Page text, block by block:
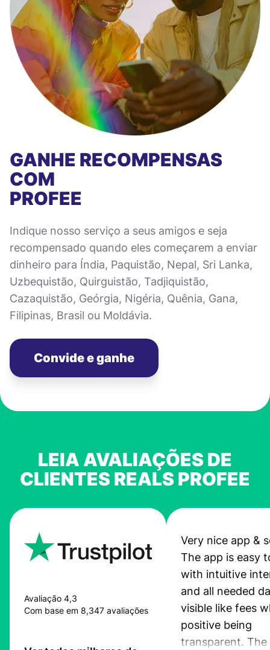
GANHE RECOMPENSAS
COM
PROFEE
Indique nosso serviço a seus amigos e seja
recompensado quando eles começarem a enviar
dinheiro para Índia, Paquistão, Nepal, Sri Lanka,
Uzbequistão, Quirguistão, Tadjiquistão,
Cazaquistão, Geórgia, Nigéria, Quênia, Gana,
Filipinas, Brasil ou Moldávia.
Convide e ganhe
LEIA AVALIAÇÕES DE
CLIENTES REALS PROFEE
Avaliação 4,3
Com base em 8,347 avaliações
Very nice app &
The app is easy
with intuitive
and all needed
visible like fees
positive being
transparent. The